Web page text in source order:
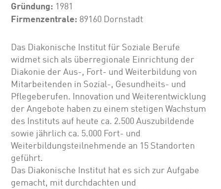
Gründung: 1981
Firmenzentrale: 89160 Dornstadt
Das Diakonische Institut für Soziale Berufe
widmet sich als überregionale Einrichtung der
Diakonie der Aus-, Fort- und Weiterbildung von
Mitarbeitenden in Sozial-, Gesundheits- und
Pflegeberufen. Innovation und Weiterentwicklung
der Angebote haben zu einem stetigen Wachstum
des Instituts auf heute ca. 2.500 Auszubildende
sowie jährlich ca. 5.000 Fort- und
Weiterbildungsteilnehmende an 15 Standorten
geführt.
Das Diakonische Institut hat es sich zur Aufgabe
gemacht, mit durchdachten und